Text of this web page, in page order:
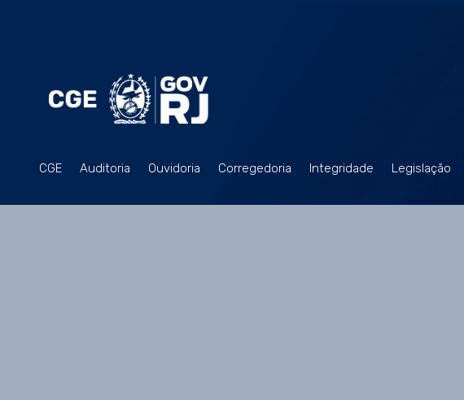
CGE Auditoria Ouvidoria Corregedoria Integridade Legislação